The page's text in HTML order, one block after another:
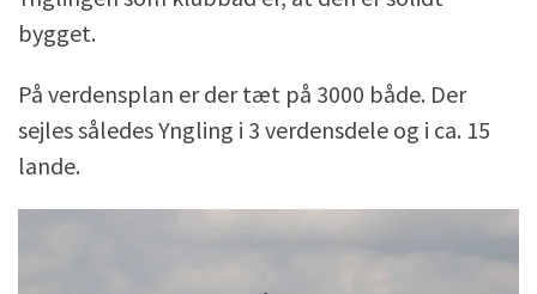
bygget.
På verdensplan er der tæt på 3000 både. Der
sejles således Yngling i 3 verdensdele og i ca. 15
lande.